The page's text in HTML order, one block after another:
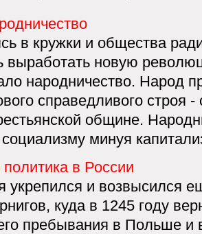
в кружки и общества
выработать новую
народничество. Народ
справедливого строя
общине.
минуя
в России
укрепился и возвысился
куда в 1245 году
пребывания в Польше и